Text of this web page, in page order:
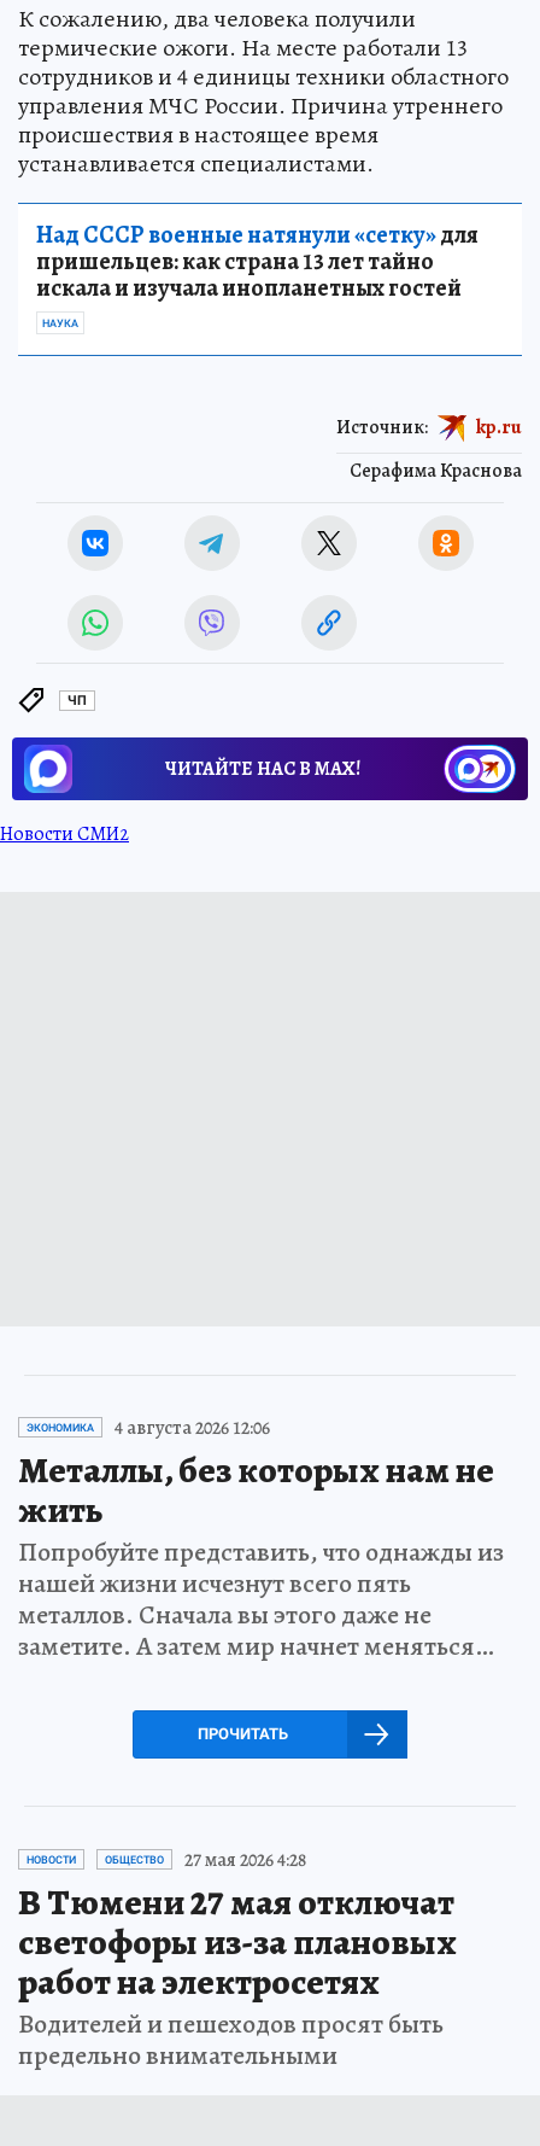
К сожалению, два человека получили
термические ожоги. На месте работали 13
сотрудников и 4 единицы техники областного
управления МЧС России. Причина утреннего
происшествия в настоящее время
устанавливается специалистами.
Над СССР военные натянули «сетку»для
пришельцев: как страна 13 лет тайно
искала и изучала инопланетных гостей
НАУКА
Серафима Краснова
Источник: kp.ru
ЧП
ЧИТАЙТЕ НАС В МАХ!
Новости СМИ2
ЭКОНОМИКА 4 августа 2026 12:06
Металлы, без которых нам не
жить
Попробуйте представить, что однажды из
нашей жизни исчезнут всего пять
металлов. Сначала вы этого даже не
заметите. А затем мир начнет меняться…
ПРОЧИТАТЬ
НОВОСТИ ОБЩЕСТВО 27 мая 2026 4:28
В Тюмени 27 мая отключат
светофоры из-за плановых
работ на электросетях
Водителей и пешеходов просят быть
предельно внимательными